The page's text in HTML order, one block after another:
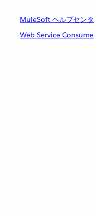
MuleSoft ヘルプセン
Web Service